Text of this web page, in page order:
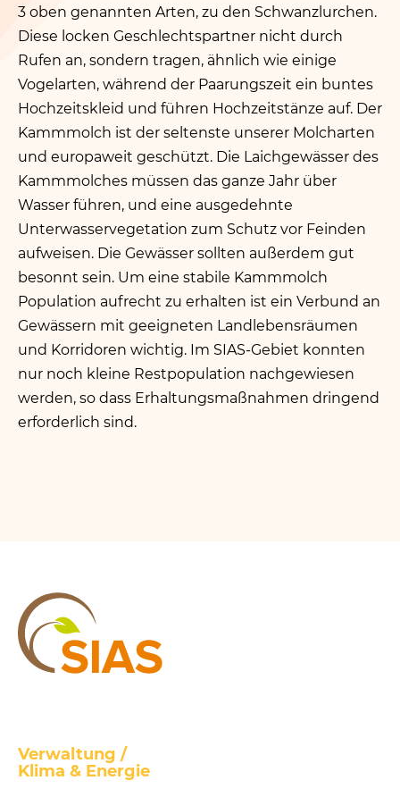
3 oben genannten Arten, zu den Schwanzlurchen.
Diese locken Geschlechtspartner nicht durch
Rufen an, sondern tragen, ähnlich wie einige
Vogelarten, während der Paarungszeit ein buntes
Hochzeitskleid und führen Hochzeitstänze auf. Der
Kammmolch ist der seltenste unserer Molcharten
und europaweit geschützt. Die Laichgewässer des
Kammmolches müssen das ganze Jahr über
Wasser führen, und eine ausgedehnte
Unterwasservegetation zum Schutz vor Feinden
aufweisen. Die Gewässer sollten außerdem gut
besonnt sein. Um eine stabile Kammmolch
Population aufrecht zu erhalten ist ein Verbund an
Gewässern mit geeigneten Landlebensräumen
und Korridoren wichtig. Im SIAS-Gebiet konnten
nur noch kleine Restpopulation nachgewiesen
werden, so dass Erhaltungsmaßnahmen dringend
erforderlich sind.
Verwaltung /
Klima & Energie